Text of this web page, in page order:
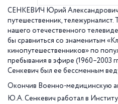
СЕНКЕВИЧ Юрий Александрович
путешественник, тележурналист.
нашего отечественного
бы сравниться со знаменитым
кинопутешественников» по
пребывания в эфире (1960–2003
Сенкевич был ее бессменным
Окончив Военно-медицинскую
Ю.А. Сенкевич работал в